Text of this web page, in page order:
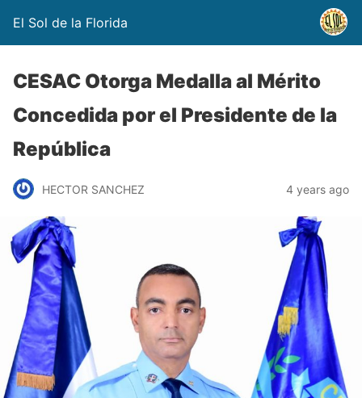
El Sol de la Florida
CESAC Otorga Medalla al Mérito
Concedida por el Presidente de la
República
HECTOR SANCHEZ 4 years ago